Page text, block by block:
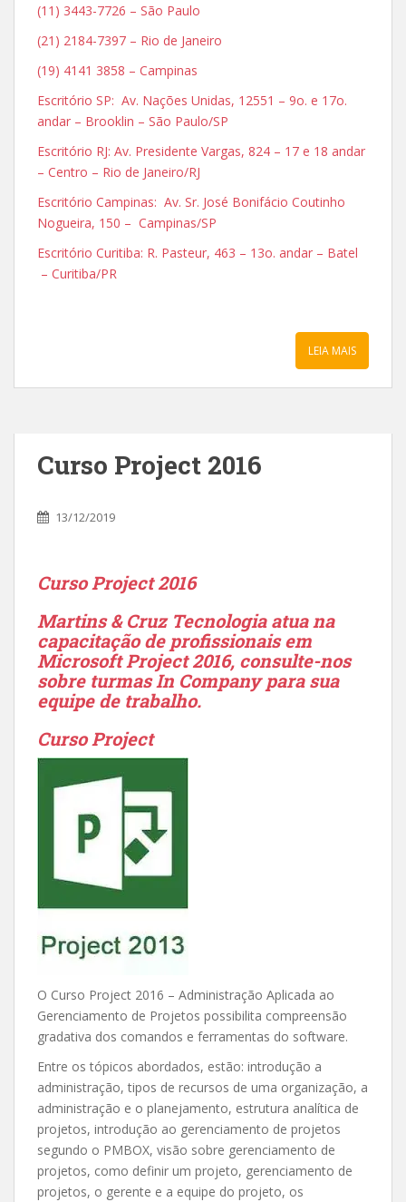
(11) 3443-7726 – São Paulo
(21) 2184-7397 – Rio de Janeiro
(19) 4141 3858 – Campinas
Escritório SP: Av. Nações Unidas, 12551 – 9o. e 17o.
andar – Brooklin – São Paulo/SP
Escritório RJ: Av. Presidente Vargas, 824 – 17 e 18 andar
– Centro – Rio de Janeiro/RJ
Escritório Campinas: Av. Sr. José Bonifácio Coutinho
Nogueira, 150 – Campinas/SP
Escritório Curitiba: R. Pasteur, 463 – 13o. andar – Batel
– Curitiba/PR
LEIA MAIS
Curso Project 2016
13/12/2019
Curso Project 2016
Martins & Cruz Tecnologia atua na
capacitação de profissionais em
Microsoft Project 2016, consulte-nos
sobre turmas In Company para sua
equipe de trabalho.
Curso Project
O Curso Project 2016 – Administração Aplicada ao
Gerenciamento de Projetos possibilita compreensão
gradativa dos comandos e ferramentas do software.
Entre os tópicos abordados, estão: introdução a
administração, tipos de recursos de uma organização, a
administração e o planejamento, estrutura analítica de
projetos, introdução ao gerenciamento de projetos
segundo o PMBOX, visão sobre gerenciamento de
projetos, como definir um projeto, gerenciamento de
projetos, o gerente e a equipe do projeto, os